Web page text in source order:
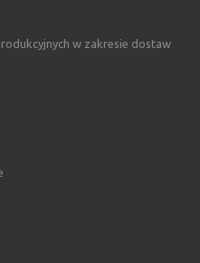
w zakresie dostaw